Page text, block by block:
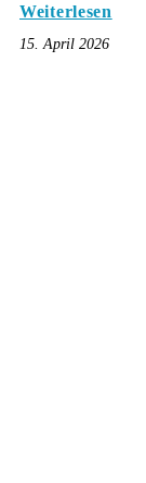
Weiterlesen
15. April 2026